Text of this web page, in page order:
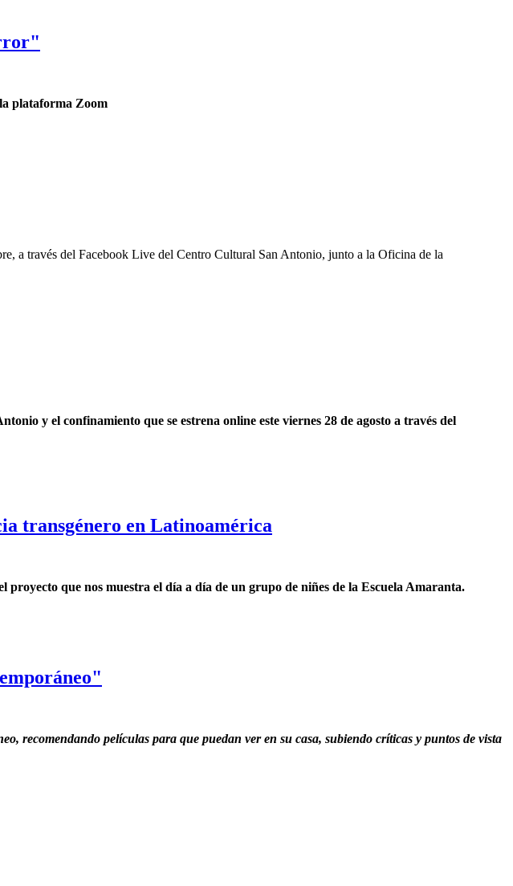
plataforma Zoom
a través del Facebook Live del Centro Cultural San Antonio, junto a la Oficina de la
y el confinamiento que se estrena online este viernes 28 de agosto a través del
transgénero en Latinoamérica
que nos muestra el día a día de un grupo de niñes de la Escuela Amaranta.
recomendando películas para que puedan ver en su casa, subiendo críticas y puntos de vista